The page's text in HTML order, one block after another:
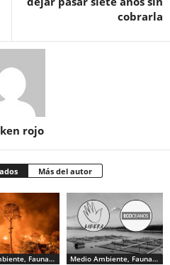
cobrarla
rojo
Más del autor
Medio Ambiente, Fauna y Sociedad Medio Ambiente, Fauna y Sociedad